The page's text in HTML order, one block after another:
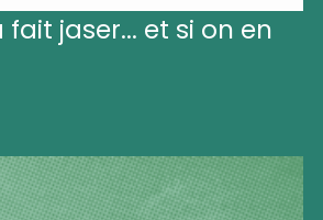
jaser... et si on en